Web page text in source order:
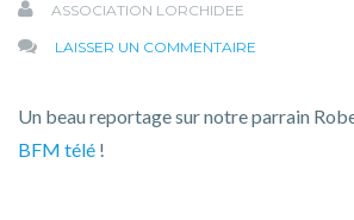
ASSOCIATION LORCHIDEE
LAISSER UN COMMENTAIRE
Un beau reportage sur notre parrain
BFM télé !